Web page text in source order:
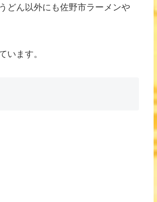
どん以外にも佐野市ラーメンや
います。